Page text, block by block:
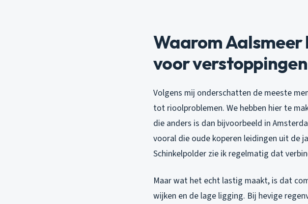
Waarom
voor verstoppingen
Volgens mij onderschatten de meeste
tot rioolproblemen. We hebben hier te
die anders is dan bijvoorbeeld in
vooral die oude koperen leidingen uit de
Schinkelpolder zie ik regelmatig dat
Maar wat het echt lastig maakt, is dat
wijken en de lage ligging. Bij hevige